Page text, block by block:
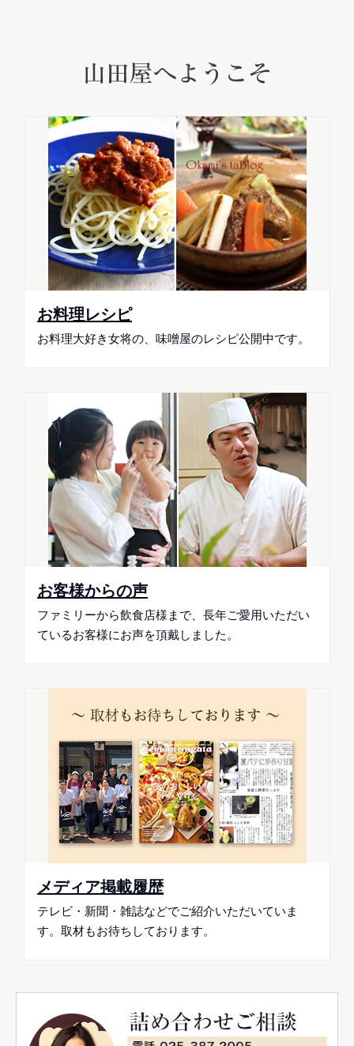
山田屋へようこそ
お料理レシピ
お料理大好き女将の、味噌屋のレシピ公開中です。
お客様からの声
ファミリーから飲食店様まで、長年ご愛用いただい
ているお客様にお声を頂戴しました。
メディア掲載履歴
テレビ・新聞・雑誌などでご紹介いただいていま
す。取材もお待ちしております。